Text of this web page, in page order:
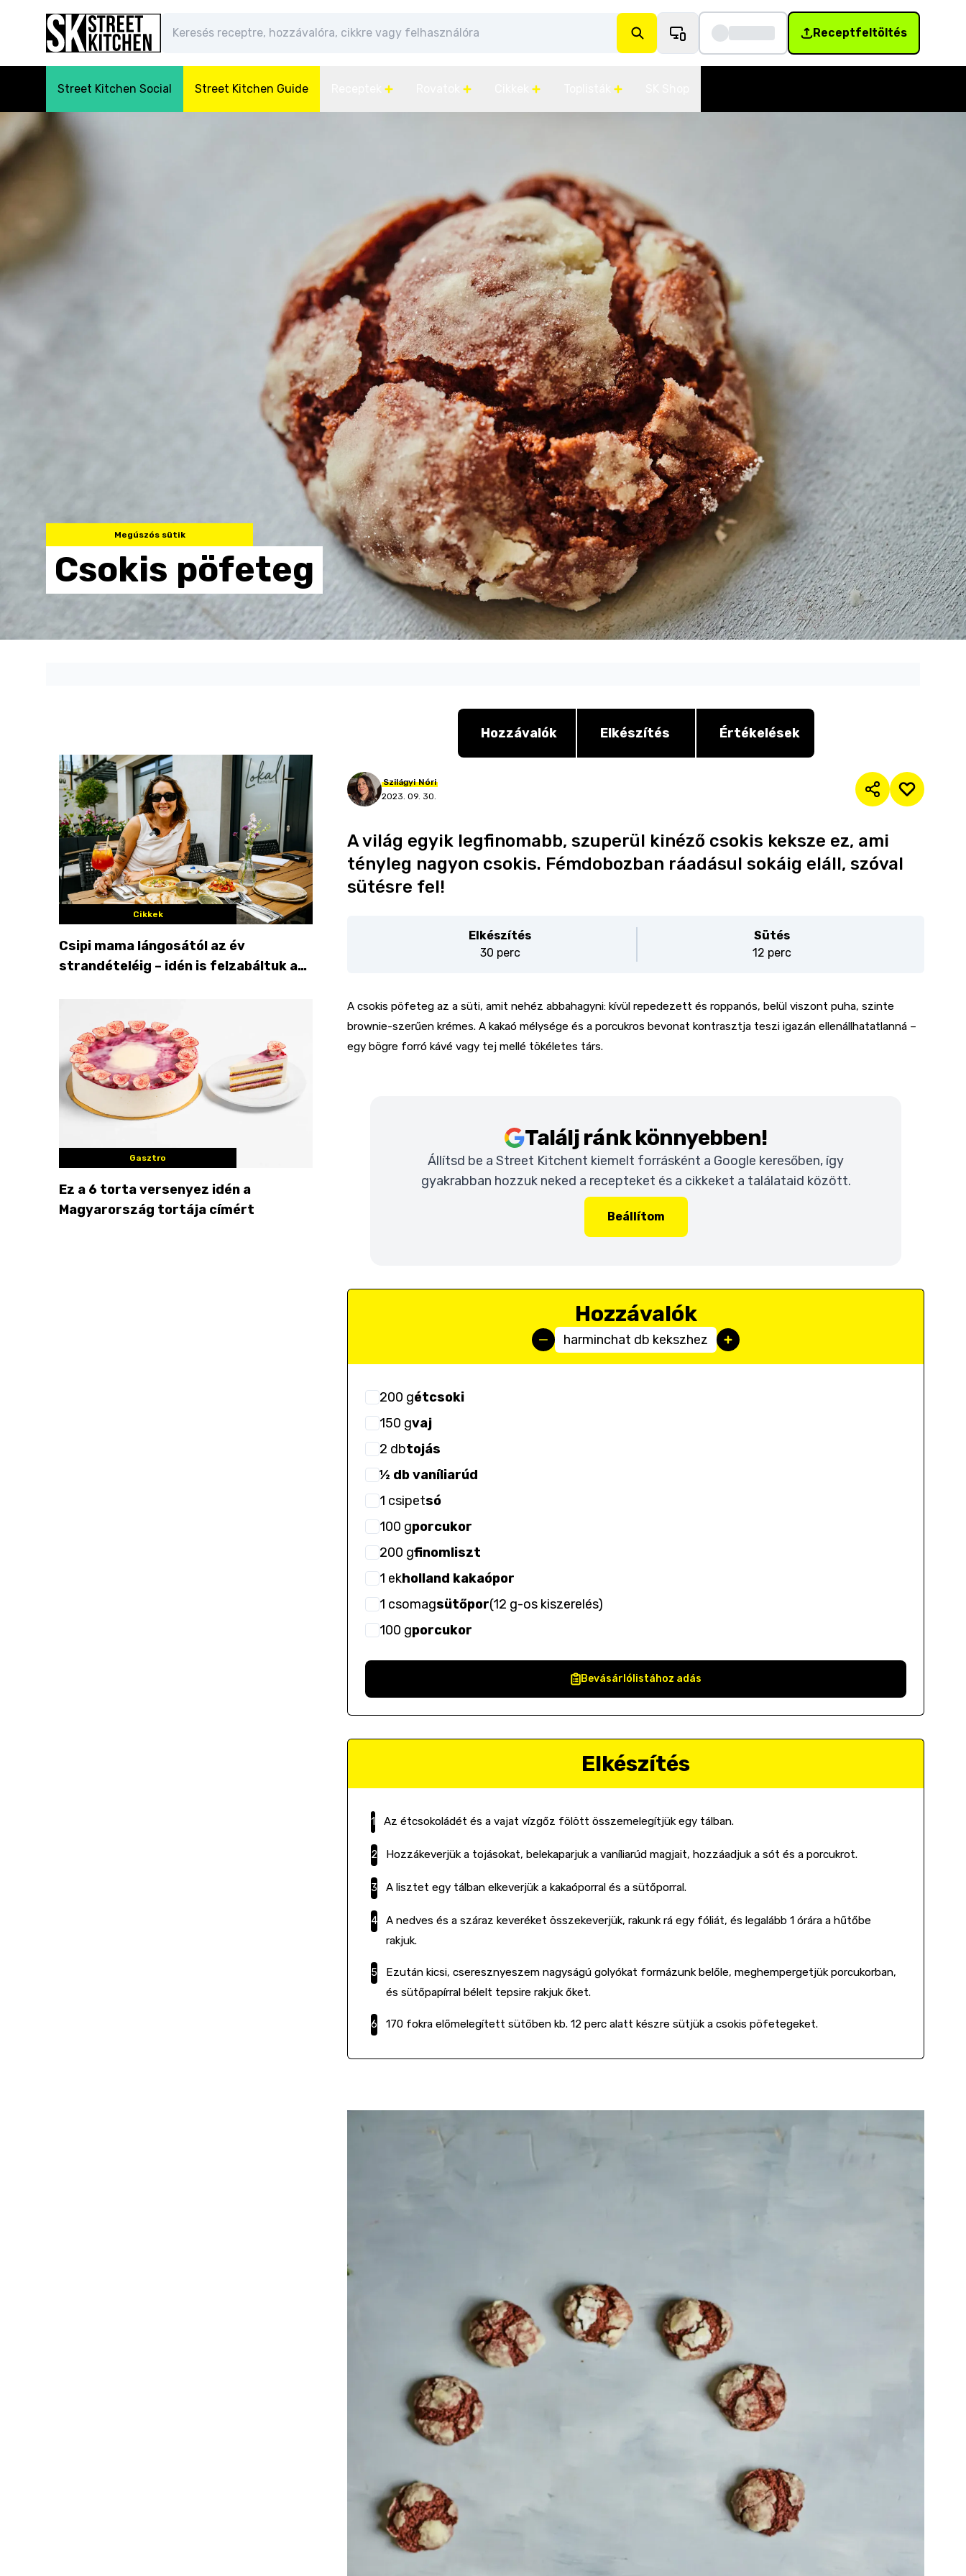
Receptfeltöltés
Street Kitchen Social Street Kitchen Guide
Megúszós sütik
Csokis pöfeteg
Cikkek
Csipi mama lángosától az év
strandételéig – idén is felzabáltuk a
Gasztro
Ez a 6 torta versenyez idén a
Magyarország tortája címért
Hozzávalók Elkészítés Értékelések
Szilágyi Nóri
2023. 09. 30.
A világ egyik legfinomabb, szuperül kinéző csokis keksze ez, ami
tényleg nagyon csokis. Fémdobozban ráadásul sokáig eláll, szóval
sütésre fel!
Elkészítés
30 perc
Sütés
12 perc
A csokis pöfeteg az a süti, amit nehéz abbahagyni: kívül repedezett és roppanós, belül viszont puha, szinte
brownie-szerűen krémes. A kakaó mélysége és a porcukros bevonat kontrasztja teszi igazán ellenállhatatlanná –
egy bögre forró kávé vagy tej mellé tökéletes társ.
Találj ránk könnyebben!
Állítsd be a Street Kitchent kiemelt forrásként a Google keresőben, így
gyakrabban hozzuk neked a recepteket és a cikkeket a találataid között.
Beállítom
Hozzávalók
harminchat db kekszhez
200 gétcsoki
150 gvaj
2 dbtojás
½ db vaníliarúd
1 csipetsó
100 gporcukor
200 gfinomliszt
1 ekholland kakaópor
1 csomagsütőpor(12 g-os kiszerelés)
100 gporcukor
Bevásárlólistához adás
Elkészítés
Az étcsokoládét és a vajat vízgőz fölött összemelegítjük egy tálban.
Hozzákeverjük a tojásokat, belekaparjuk a vaníliarúd magjait, hozzáadjuk a sót és a porcukrot.
A lisztet egy tálban elkeverjük a kakaóporral és a sütőporral.
A nedves és a száraz keveréket összekeverjük, rakunk rá egy fóliát, és legalább 1 órára a hűtőbe
rakjuk.
Ezután kicsi, cseresznyeszem nagyságú golyókat formázunk belőle, meghempergetjük porcukorban,
és sütőpapírral bélelt tepsire rakjuk őket.
170 fokra előmelegített sütőben kb. 12 perc alatt készre sütjük a csokis pöfetegeket.